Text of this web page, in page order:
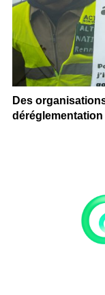
Des
déréglementation